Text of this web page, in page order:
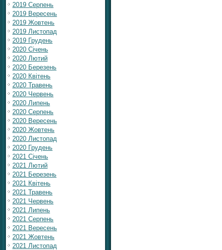
2019 Серпень
2019 Вересень
2019 Жовтень
2019 Листопад
2019 Грудень
2020 Січень
2020 Лютий
2020 Березень
2020 Квітень
2020 Травень
2020 Червень
2020 Липень
2020 Серпень
2020 Вересень
2020 Жовтень
2020 Листопад
2020 Грудень
2021 Січень
2021 Лютий
2021 Березень
2021 Квітень
2021 Травень
2021 Червень
2021 Липень
2021 Серпень
2021 Вересень
2021 Жовтень
2021 Листопад